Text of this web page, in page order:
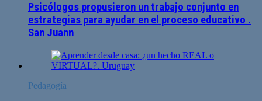
Psicólogos propusieron un trabajo conjunto en
estrategias para ayudar en el proceso educativo .
San Juann
Pedagogía